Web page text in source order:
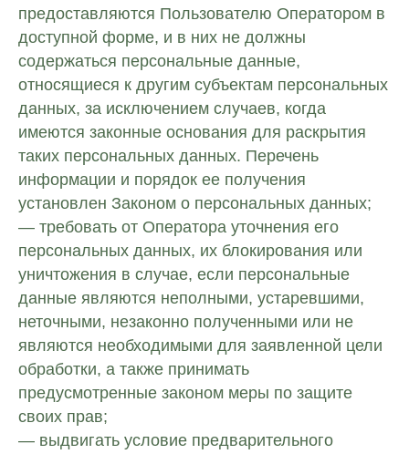
предоставляются Пользователю Оператором в
доступной форме, и в них не должны
содержаться персональные данные,
относящиеся к другим субъектам персональных
данных, за исключением случаев, когда
имеются законные основания для раскрытия
таких персональных данных. Перечень
информации и порядок ее получения
установлен Законом о персональных данных;
— требовать от Оператора уточнения его
персональных данных, их блокирования или
уничтожения в случае, если персональные
данные являются неполными, устаревшими,
неточными, незаконно полученными или не
являются необходимыми для заявленной цели
обработки, а также принимать
предусмотренные законом меры по защите
своих прав;
— выдвигать условие предварительного